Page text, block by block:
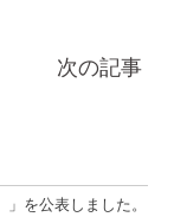
次の記事
を公表しました。